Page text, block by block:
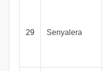
29 Senyalera